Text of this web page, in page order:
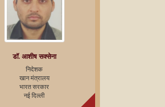
डॉ. आशीष सक्सेना
निदेशक
खान मंत्रालय
भारत सरकार
नई दिल्‍ली